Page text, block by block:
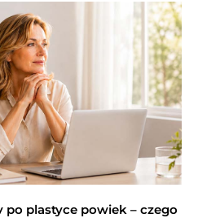
po plastyce powiek – czego